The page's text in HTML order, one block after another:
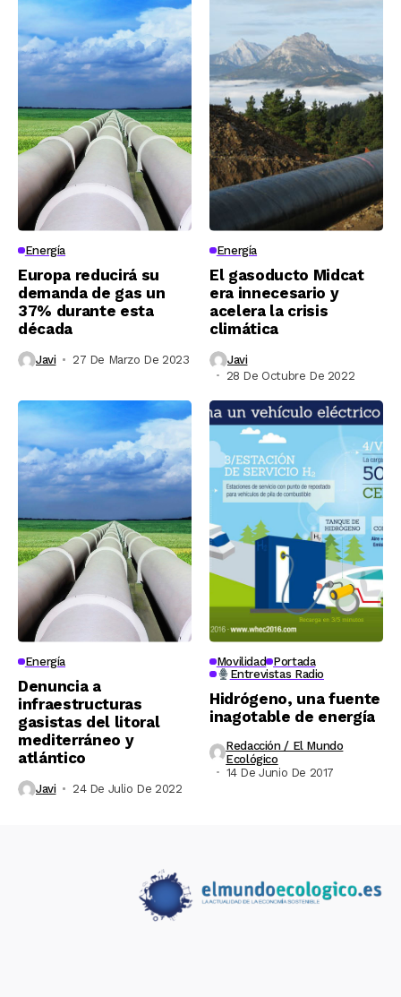
Energía
Europa reducirá su
demanda de gas un
37% durante esta
década
Javi 27 De Marzo De 2023
Energía
El gasoducto Midcat
era innecesario y
acelera la crisis
climática
Javi
28 De Octubre De 2022
Energía
Denuncia a
infraestructuras
gasistas del litoral
mediterráneo y
atlántico
Javi 24 De Julio De 2022
Movilidad Portada
Entrevistas Radio
Hidrógeno, una fuente
inagotable de energía
Redacción / El Mundo
Ecológico
14 De Junio De 2017